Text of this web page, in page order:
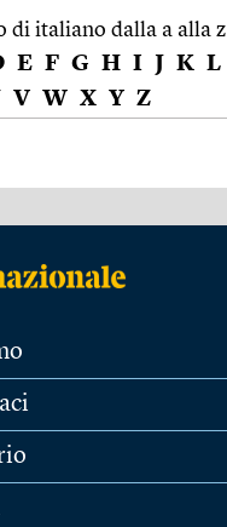
di italiano dalla a alla z
E F G H I J K L
V W X Y Z